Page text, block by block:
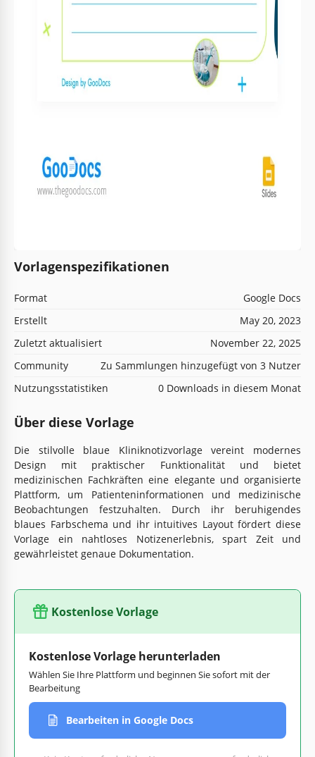
Vorlagenspezifikationen
Format
Google Docs
Erstellt
May 20, 2023
Zuletzt aktualisiert
November 22, 2025
Community
Zu Sammlungen hinzugefügt von 3 Nutzer
Nutzungsstatistiken
0 Downloads in diesem Monat
Über diese Vorlage
Die stilvolle blaue Kliniknotizvorlage vereint modernes
Design mit praktischer Funktionalität und bietet
medizinischen Fachkräften eine elegante und organisierte
Plattform, um Patienteninformationen und medizinische
Beobachtungen festzuhalten. Durch ihr beruhigendes
blaues Farbschema und ihr intuitives Layout fördert diese
Vorlage ein nahtloses Notizenerlebnis, spart Zeit und
gewährleistet genaue Dokumentation.
Kostenlose Vorlage
Kostenlose Vorlage herunterladen
Wählen Sie Ihre Plattform und beginnen Sie sofort mit der
Bearbeitung
Bearbeiten in Google Docs